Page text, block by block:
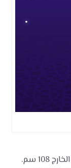
سم.